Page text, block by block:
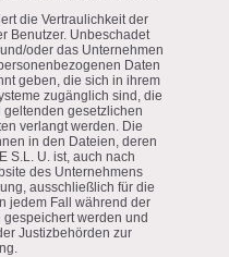
die Vertraulichkeit der
Benutzer. Unbeschadet
oder das Unternehmen
Daten
geben, die sich in ihrem
zugänglich sind, die
gesetzlichen
verlangt werden. Die
in den Dateien, deren
S.L. U. ist, auch nach
des Unternehmens
ausschließlich für die
jedem Fall während der
werden und
Justizbehörden zur